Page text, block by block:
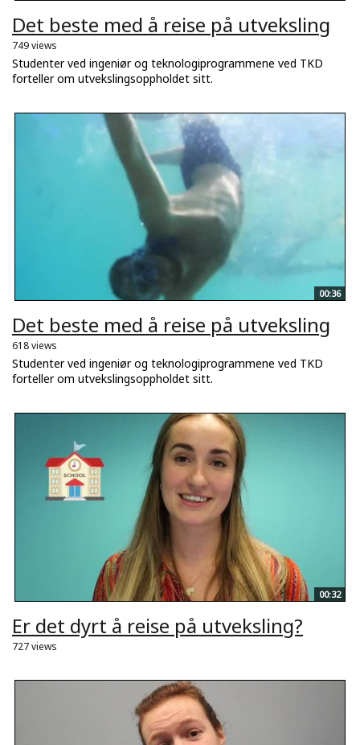
Det beste med å reise på utveksling
749 views
Studenter ved ingeniør og teknologiprogrammene ved TKD
forteller om utvekslingsoppholdet sitt.
00:36
Det beste med å reise på utveksling
618 views
Studenter ved ingeniør og teknologiprogrammene ved TKD
forteller om utvekslingsoppholdet sitt.
00:32
Er det dyrt å reise på utveksling?
727 views